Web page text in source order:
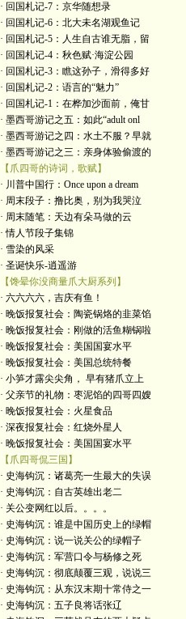
· 回国札记-7：京华随想录
· 回国札记-6：北大未名湖观鱼记
· 回国札记-5：人生自古谁无脂，留
· 回国札记-4：秋色赋·海淀公园
· 回国札记-3：瞧这孙子，滑得多好
· 回国札记-2：语言的“魅力”
· 回国札记-1：在桦加沙面前，俺甘
· 墨西哥游记之五：如此“adult onl
· 墨西哥游记之四：水土不服？早就
· 墨西哥游记之三：亲身体验偷渡的
【爪四哥的诗词，歌赋】
· 川普中国行：Once upon a dream
· 周末段子：撸比奥，别为我哭泣
· 周末随笔：天边有朵马做的云
· 情人节段子集锦
· 雪染的风采
· 圣诞快乐-逍遥游
【馋晕你没商量爪大厨系列】
· 六六六六，吉庆有鱼！
· 晚饭报复社会：陶瓷锅烙的韭菜馅
· 晚饭报复社会：刚做的活鱼糊锅啦
· 晚饭报复社会：美国国宴水平
· 晚饭报复社会：美国总统特餐
· 小笋才露尖尖角， 早有猪爪立上
· 父亲节的礼物：枣泥馅的四哥四嫂
· 晚饭报复社会：火星食品
· 深夜报复社会：红烧外星人
· 晚饭报复社会：美国国宴水平
【爪四哥侃三国】
· 史海钩沉：诸葛亮一生最大的失误
· 史海钩沉：自古英雄出老二
· 关公变网红以后。。。。
· 史海钩沉：谁是中国历史上的绿帽
· 史海钩沉：说一说关公的绿帽子
· 史海钩沉：军营口令与杨修之死
· 史海钩沉：彻底颠覆三观，说说三
· 史海钩沉：从东汉末期十常侍之一
· 史海钩沉：五子良将话张辽